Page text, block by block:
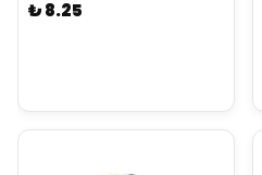
CDI – C 200 d Ön Cam
₺ 8.25